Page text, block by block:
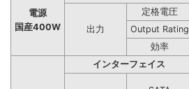
電源
国産400W
出力
定格電圧
Output Rating
効率
インターフェイス